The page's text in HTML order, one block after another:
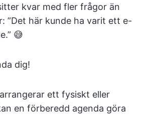
kvar med fler frågor än
”Det här kunde ha varit ett e-
😅
dig!
ett fysiskt eller
en förberedd agenda göra